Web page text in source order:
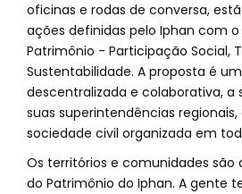
oficinas e rodas de conversa,
ações definidas pelo Iphan com
Patrimônio - Participação Social,
Sustentabilidade. A proposta é
descentralizada e colaborativa, a
suas superintendências
sociedade civil organizada em
Os territórios e comunidades são
do Patrimônio do Iphan. A gente